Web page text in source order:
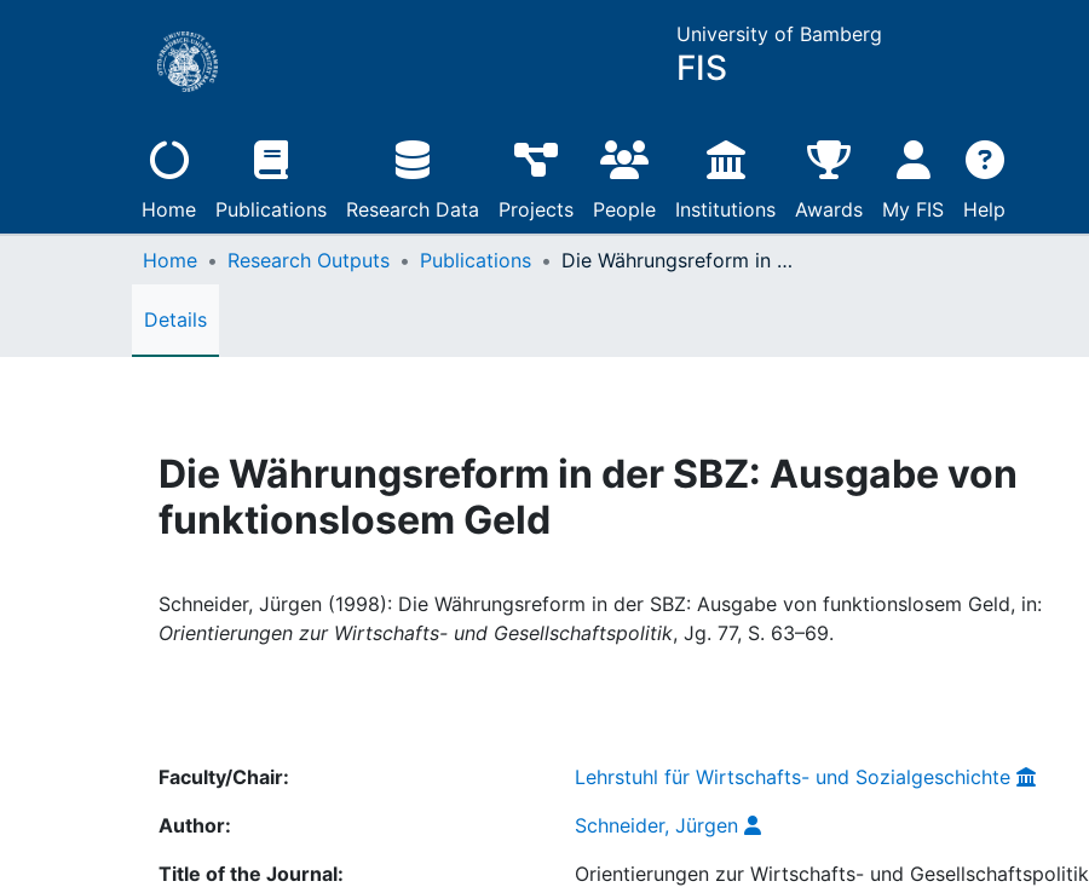
University of Bamberg
FIS
Home Publications Research Data Projects People Institutions Awards My FIS Help
Home Research Outputs Publications Die Währungsreform in der SBZ: Ausgabe von funktionslosem Geld
Details
Die Währungsreform in der SBZ: Ausgabe von
funktionslosem Geld
Schneider, Jürgen (1998): Die Währungsreform in der SBZ: Ausgabe von funktionslosem Geld, in:
Orientierungen zur Wirtschafts- und Gesellschaftspolitik, Jg. 77, S. 63–69.
Faculty/Chair:
Lehrstuhl für Wirtschafts- und Sozialgeschichte
Author:
Schneider, Jürgen
Title of the Journal:
Orientierungen zur Wirtschafts- und Gesellschaftspolitik